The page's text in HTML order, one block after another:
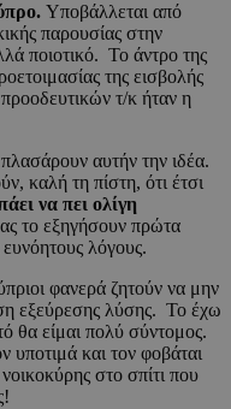
. Υποβάλλεται από
παρουσίας στην
ποιοτικό. Το άντρο της
της εισβολής
τ/κ ήταν η
αυτήν την ιδέα.
καλή τη πίστη, ότι έτσι
να πει ολίγη
το εξηγήσουν πρώτα
λόγους.
φανερά ζητούν να μην
εξεύρεσης λύσης. Το έχω
θα είμαι πολύ σύντομος.
υποτιμά και τον φοβάται
στο σπίτι που